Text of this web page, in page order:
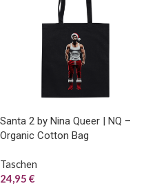
Santa 2 by Nina Queer | NQ –
Organic Cotton Bag
Taschen
24,95 €